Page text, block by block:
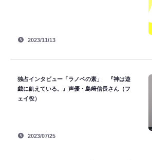
2023/11/13
独占インタビュー「ラノベの素」 『神は遊
戯に飢えている。』声優・島﨑信長さん（フ
ェイ役）
2023/07/25